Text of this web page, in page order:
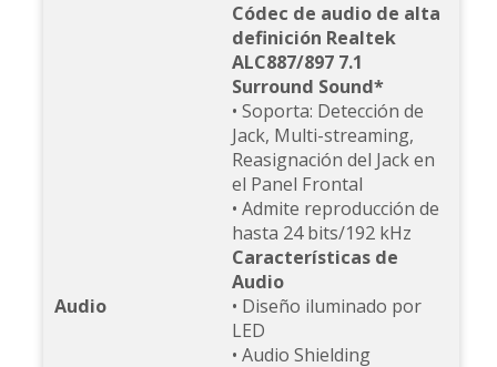
Audio
Códec de audio de alta
definición Realtek
ALC887/897 7.1
Surround Sound*
• Soporta: Detección de
Jack, Multi-streaming,
Reasignación del Jack en
el Panel Frontal
• Admite reproducción de
hasta 24 bits/192 kHz
Características de
Audio
• Diseño iluminado por
LED
• Audio Shielding